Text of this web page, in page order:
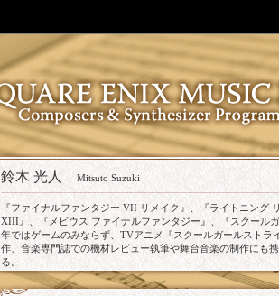
鈴木 光人 Mitsuto Suzuki
『ファイナルファンタジー VII リメイク』、『ライトニング
XIII』、『メビウス ファイナルファンタジー』、『スクール
年ではゲームのみならず、TVアニメ『スクールガールストラ
作、音楽専門誌での機材レビュー執筆や舞台音楽の制作にも
る。